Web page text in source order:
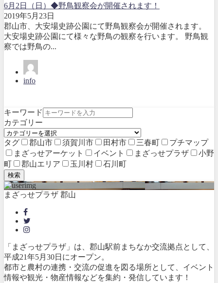
6月2日（日）◆野鳥観察会が開催されます！
2019年5月23日
郡山市、大安場史跡公園にて野鳥観察会が開催されます。
大安場史跡公園にて様々な野鳥の観察を行います。 野鳥観
察では野鳥の...
info
キーワード
カテゴリー
タグ 郡山市 須賀川市 田村市 三春町
プチマップ
まざっせアーケット
イベント まざっせプラザ
小野
町
郡山エリア 玉川村 石川町
検索
まざっせプラザ 郡山
「まざっせプラザ」は、郡山駅前まちなか交流拠点として、
平成21年5月30日にオープン。
都市と農村の連携・交流の促進を図る場所として、イベント
情報や観光・物産情報などを集約・発信しています！